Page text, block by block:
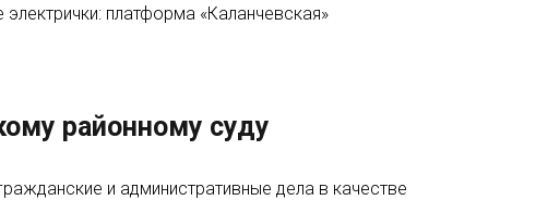
платформа «Каланчевская»
районному суду
и административные дела в качестве